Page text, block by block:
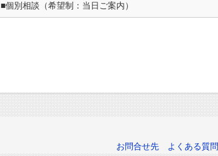
■個別相談（希望制：当日ご案内）
お問合せ先
よくある質問